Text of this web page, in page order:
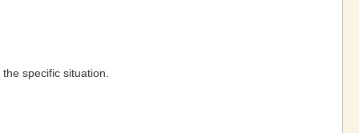
specific situation.